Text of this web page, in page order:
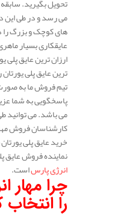
می رسد و در طی این
های کوچک و بزرگ را
عایقکاری بسیار
ارزان ترین عایق پلی
ترین عایق پلی یورتان
تیم فروش ما به
پاسخگویی به شما
می باشد. می توانید
کارشناسان فروش
خرید عایق پلی
نماینده فروش عایق
انرژی پارساست.
چرا مهار
را انتخاب